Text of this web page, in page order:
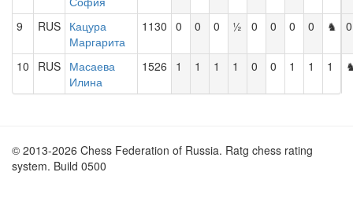
9 RUS Кацура
Маргарита
1130 0 0 0 ½ 0 0 0 0 ♞ 0
10 RUS Масаева
Илина
1526 1 1 1 1 0 0 1 1 1
© 2013-2026 Chess Federation of Russia. Ratg chess rating
system. Build 0500